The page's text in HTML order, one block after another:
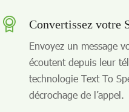
Convertissez votre
Envoyez un message
écoutent depuis leur
technologie Text To
décrochage de l’appel.